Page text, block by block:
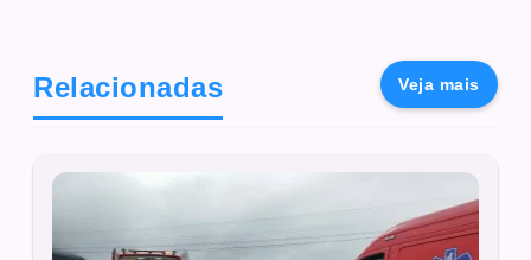
Relacionadas Veja mais